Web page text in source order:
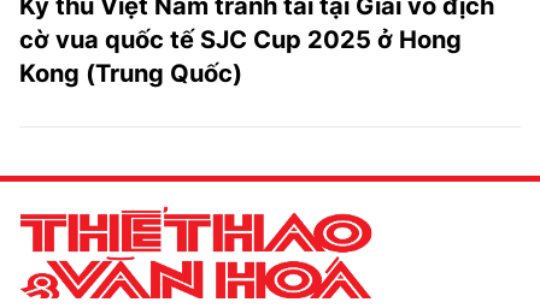
Kỳ thủ Việt Nam tranh tài tại Giải vô địch
cờ vua quốc tế SJC Cup 2025 ở Hong
Kong (Trung Quốc)